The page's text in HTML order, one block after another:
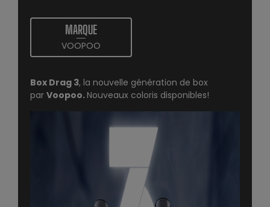
MARQUE
VOOPOO
Box Drag 3, la nouvelle génération de box
par Voopoo.Nouveaux coloris disponibles!